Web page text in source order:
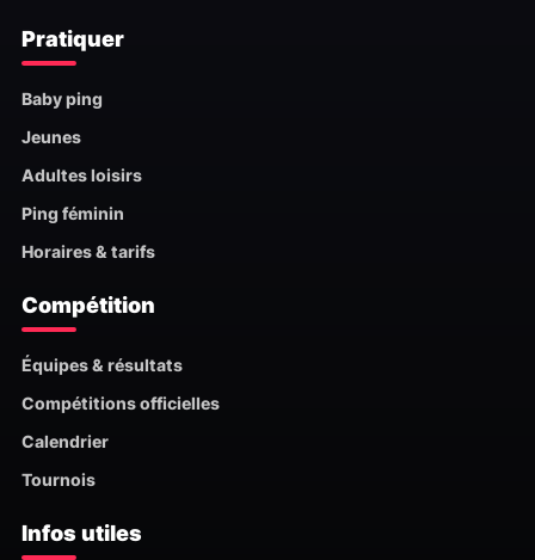
Pratiquer
Baby ping
Jeunes
Adultes loisirs
Ping féminin
Horaires & tarifs
Compétition
Équipes & résultats
Compétitions officielles
Calendrier
Tournois
Infos utiles